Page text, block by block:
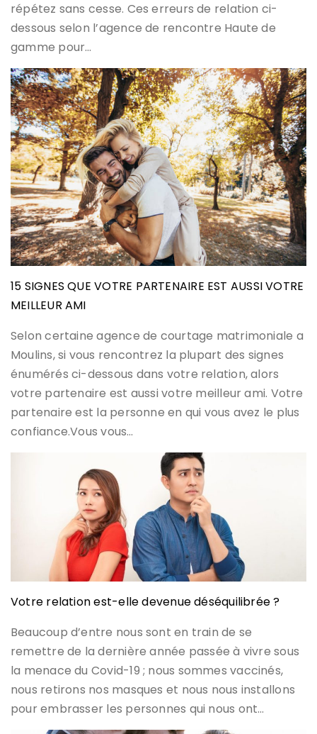
répétez sans cesse. Ces erreurs de relation ci-
dessous selon l’agence de rencontre Haute de
gamme pour…
15 SIGNES QUE VOTRE PARTENAIRE EST AUSSI VOTRE
MEILLEUR AMI
Selon certaine agence de courtage matrimoniale a
Moulins, si vous rencontrez la plupart des signes
énumérés ci-dessous dans votre relation, alors
votre partenaire est aussi votre meilleur ami. Votre
partenaire est la personne en qui vous avez le plus
confiance.Vous vous…
Votre relation est-elle devenue déséquilibrée ?
Beaucoup d’entre nous sont en train de se
remettre de la dernière année passée à vivre sous
la menace du Covid-19 ; nous sommes vaccinés,
nous retirons nos masques et nous nous installons
pour embrasser les personnes qui nous ont…